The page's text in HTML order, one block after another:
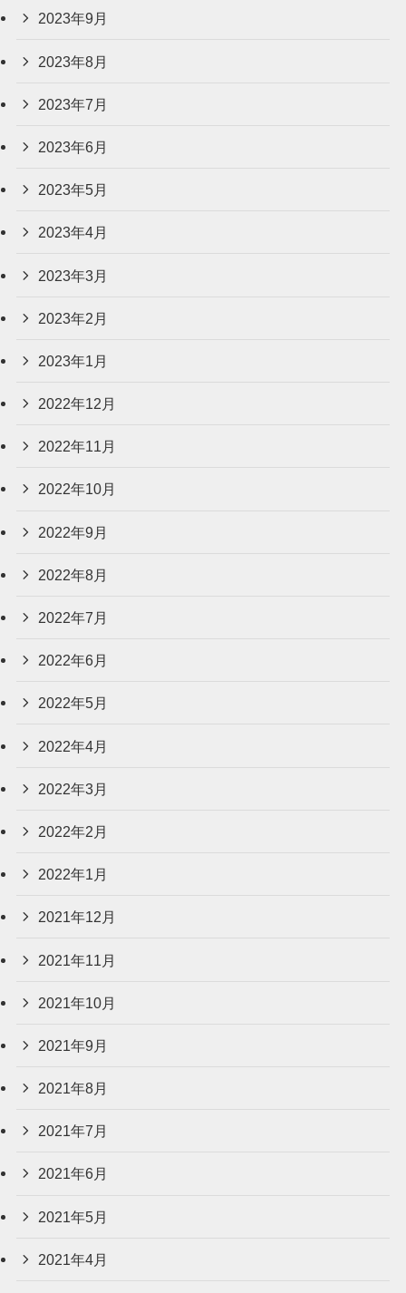
2023年9月
2023年8月
2023年7月
2023年6月
2023年5月
2023年4月
2023年3月
2023年2月
2023年1月
2022年12月
2022年11月
2022年10月
2022年9月
2022年8月
2022年7月
2022年6月
2022年5月
2022年4月
2022年3月
2022年2月
2022年1月
2021年12月
2021年11月
2021年10月
2021年9月
2021年8月
2021年7月
2021年6月
2021年5月
2021年4月